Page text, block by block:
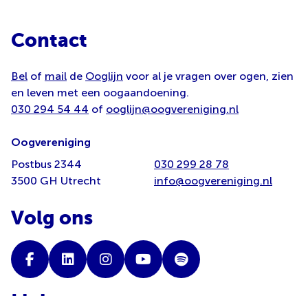
Contact
Bel of mail de Ooglijn voor al je vragen over ogen, zien
en leven met een oogaandoening.
030 294 54 44 of ooglijn@oogvereniging.nl
Oogvereniging
Postbus 2344
3500 GH Utrecht
030 299 28 78
info@oogvereniging.nl
Volg ons